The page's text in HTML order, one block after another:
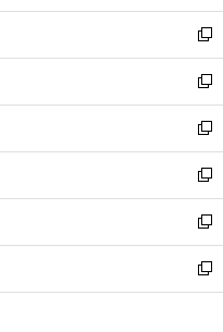
開
く
ウ
で
開
く
ン
ド
ウ
で
開
く
新
し
い
ウ
ィ
ン
ド
ウ
で
開
く
新
し
い
ウ
ィ
ン
ド
ウ
で
開
新
し
い
ウ
ィ
ン
ド
ウ
新
し
い
ウ
ィ
ン
新
し
い
ウ
新
し